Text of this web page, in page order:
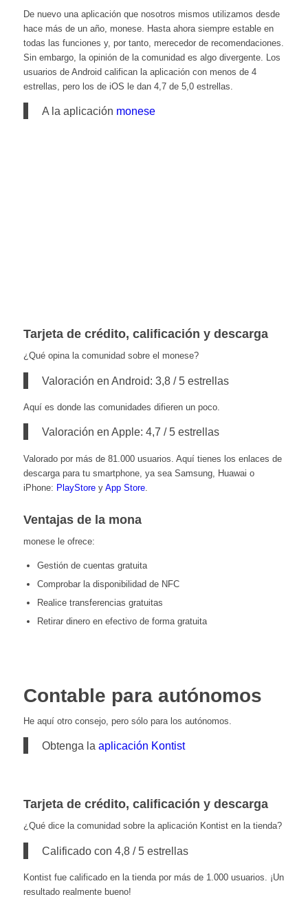
De nuevo una aplicación que nosotros mismos utilizamos desde
hace más de un año, monese. Hasta ahora siempre estable en
todas las funciones y, por tanto, merecedor de recomendaciones.
Sin embargo, la opinión de la comunidad es algo divergente. Los
usuarios de Android califican la aplicación con menos de 4
estrellas, pero los de iOS le dan 4,7 de 5,0 estrellas.
A la aplicación monese
Tarjeta de crédito, calificación y descarga
¿Qué opina la comunidad sobre el monese?
Valoración en Android: 3,8 / 5 estrellas
Aquí es donde las comunidades difieren un poco.
Valoración en Apple: 4,7 / 5 estrellas
Valorado por más de 81.000 usuarios. Aquí tienes los enlaces de
descarga para tu smartphone, ya sea Samsung, Huawai o
iPhone: PlayStorey App Store.
Ventajas de la mona
monese le ofrece:
Gestión de cuentas gratuita
Comprobar la disponibilidad de NFC
Realice transferencias gratuitas
Retirar dinero en efectivo de forma gratuita
Contable para autónomos
He aquí otro consejo, pero sólo para los autónomos.
Obtenga la aplicación Kontist
Tarjeta de crédito, calificación y descarga
¿Qué dice la comunidad sobre la aplicación Kontist en la tienda?
Calificado con 4,8 / 5 estrellas
Kontist fue calificado en la tienda por más de 1.000 usuarios. ¡Un
resultado realmente bueno!